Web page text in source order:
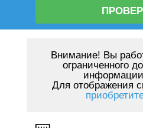
Внимание! Вы
ограниченного
Для отображения